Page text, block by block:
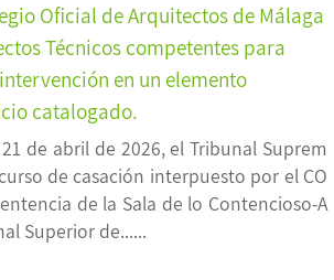
Oficial de Arquitectos de Málaga
Técnicos competentes para
en un elemento
catalogado.
de abril de 2026, el Tribunal Suprem
de casación interpuesto por el CO
de la Sala de lo Contencioso-A
Superior de......